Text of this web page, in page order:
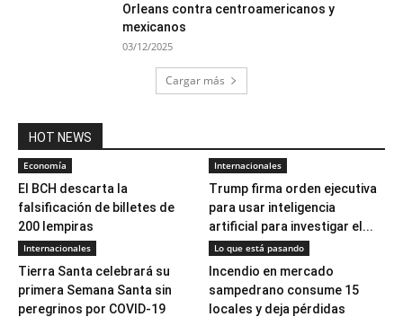
Orleans contra centroamericanos y
mexicanos
03/12/2025
Cargar más
HOT NEWS
Economía
El BCH descarta la
falsificación de billetes de
200 lempiras
Internacionales
Trump firma orden ejecutiva
para usar inteligencia
artificial para investigar el...
Internacionales
Tierra Santa celebrará su
primera Semana Santa sin
peregrinos por COVID-19
Lo que está pasando
Incendio en mercado
sampedrano consume 15
locales y deja pérdidas